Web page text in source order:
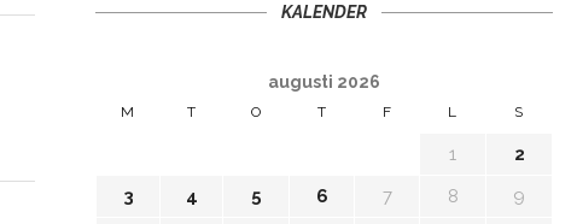
KALENDER
augusti 2026
M T O T F L S
1
2
3
4 5 6 7 8
9